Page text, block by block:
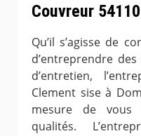
Couvreur
Qu’il s’agisse de
d’entreprendre
d’entretien,
Clement sise à
mesure de
qualités.